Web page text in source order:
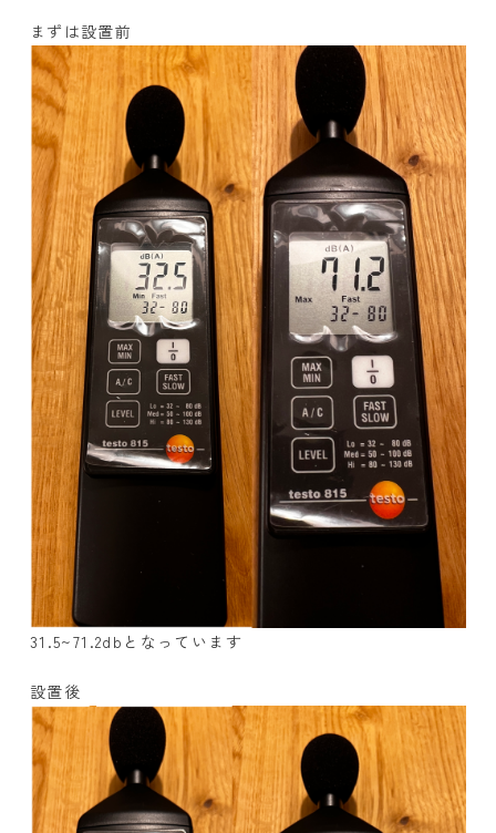
まずは設置前
31.5~71.2dbとなっています
設置後